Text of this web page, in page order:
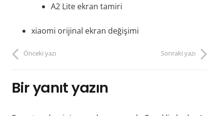
A2 Lite ekran tamiri
xiaomi orijinal ekran değişimi
Önceki yazı Sonraki yazı
Bir yanıt yazın